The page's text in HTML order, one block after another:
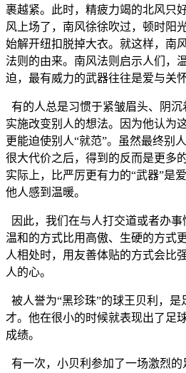
裹越紧。此时，精疲力竭的北风只
风上场了，南风徐徐吹过，顿时阳
始解开纽扣脱掉大衣。就这样，南
法则的由来。南风法则启示人们，
迫，最有威力的武器往往是爱与关怀
有的人总是习惯于紧皱眉头、阴
实施改变别人的想法。因为他认为
更能迫使别人“就范”。虽然最终别
很大代价之后，得到的反而是更多
实际上，比严厉更有力的“武器”是
他人感到温暖。
因此，我们在与人打交道或者办事
温和的方式比用高傲、生硬的方式
人相处时，用友善体贴的方式会比
人的心。
被人誉为“黑珍珠”的球王贝利，
才。他在很小的时候就表现出了足
成绩。
有一次，小贝利参加了一场激烈